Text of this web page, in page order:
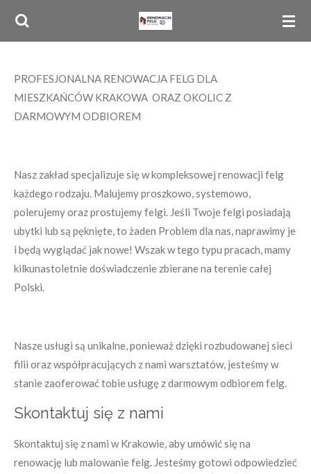
Przejdź
PROFESJONALNA RENOWACJA FELG DLA
MIESZKAŃCÓW KRAKOWA ORAZ OKOLIC Z
DARMOWYM ODBIOREM
Nasz zakład specjalizuje się w kompleksowej renowacji felg
każdego rodzaju. Malujemy proszkowo, systemowo,
polerujemy oraz prostujemy felgi. Jeśli Twoje felgi posiadają
ubytki lub są pęknięte, to żaden Problem dla nas, naprawimy je
i będą wyglądać jak nowe! Wszak w tego typu pracach, mamy
kilkunastoletnie doświadczenie zbierane na terenie całej
Polski.
Nasze usługi są unikalne, ponieważ dzięki rozbudowanej sieci
filii oraz współpracujących z nami warsztatów, jesteśmy w
stanie zaoferować tobie usługę z darmowym odbiorem felg.
Skontaktuj się z nami
Skontaktuj się z nami w Krakowie, aby umówić się na
renowację lub malowanie felg. Jesteśmy gotowi odpowiedzieć